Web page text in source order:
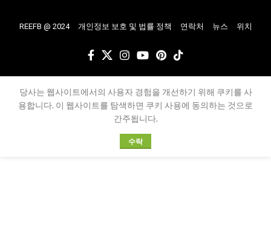
REEFB @ 2024 개인정보 보호 및 법률 정책 연락처 뉴스 위치
당사는 웹사이트에서의 사용자 경험을 개선하기 위해 쿠키를 사
용합니다. 이 웹사이트를 탐색하면 쿠키 사용에 동의하는 것으로
간주됩니다.
수락